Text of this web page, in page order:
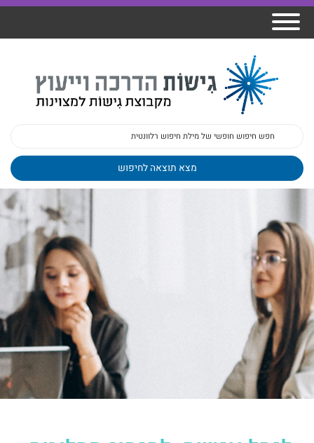
אודות גישות
פיתוח מנהלים
הדרכות
פעילות
ומרצים
ד"ר צבי ברק
מכללת גישות
גישות כנסים
מקצועיים
למנהלי בתי
ספר